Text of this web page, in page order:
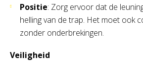
Positie: Zorg ervoor dat de
helling van de trap. Het moet ook
zonder onderbrekingen.
Veiligheid